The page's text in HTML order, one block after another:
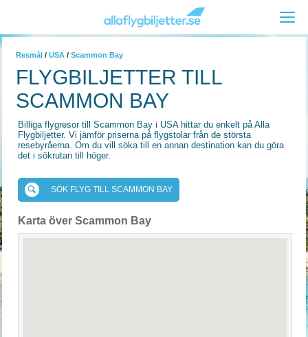
Resmål / USA / Scammon Bay
FLYGBILJETTER TILL
SCAMMON BAY
Billiga flygresor till Scammon Bay i USA hittar du enkelt på Alla
Flygbiljetter. Vi jämför priserna på flygstolar från de största
resebyråerna. Om du vill söka till en annan destination kan du göra
det i sökrutan till höger.
SÖK FLYG TILL SCAMMON BAY
Karta över Scammon Bay